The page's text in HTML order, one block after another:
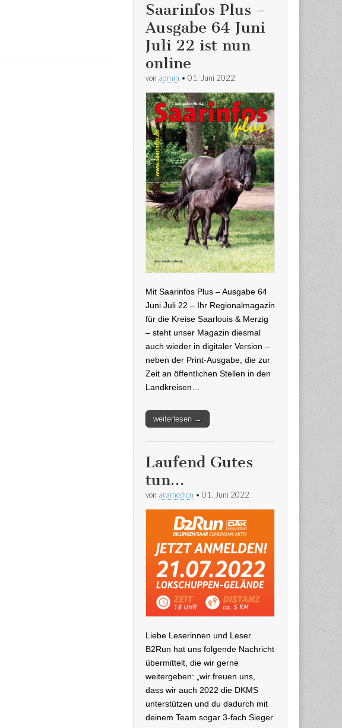
Saarinfos Plus –
Ausgabe 64 Juni
Juli 22 ist nun
online
von admin • 01. Juni 2022
Mit Saarinfos Plus – Ausgabe 64
Juni Juli 22 – Ihr Regionalmagazin
für die Kreise Saarlouis & Merzig
– steht unser Magazin diesmal
auch wieder in digitaler Version –
neben der Print-Ausgabe, die zur
Zeit an öffentlichen Stellen in den
Landkreisen…
weiterlesen →
Laufend Gutes
tun…
von aramedien • 01. Juni 2022
Liebe Leserinnen und Leser.
B2Run hat uns folgende Nachricht
übermittelt, die wir gerne
weitergeben: „wir freuen uns,
dass wir auch 2022 die DKMS
unterstützen und du dadurch mit
deinem Team sogar 3-fach Sieger